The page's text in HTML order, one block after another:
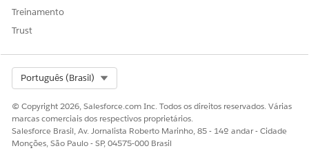
Treinamento
Trust
Português (Brasil)
© Copyright 2026, Salesforce.com Inc. Todos os direitos reservados. Várias
marcas comerciais dos respectivos proprietários.
Salesforce Brasil, Av. Jornalista Roberto Marinho, 85 - 14º andar - Cidade
Monções, São Paulo - SP, 04575-000 Brasil